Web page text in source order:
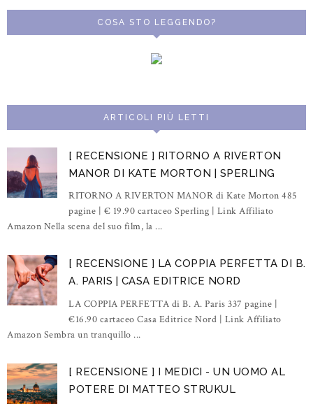
COSA STO LEGGENDO?
ARTICOLI PIÙ LETTI
[ RECENSIONE ] RITORNO A RIVERTON
MANOR DI KATE MORTON | SPERLING
RITORNO A RIVERTON MANOR di Kate Morton 485
pagine | € 19.90 cartaceo Sperling | Link Affiliato
Amazon Nella scena del suo film, la ...
[ RECENSIONE ] LA COPPIA PERFETTA DI B.
A. PARIS | CASA EDITRICE NORD
LA COPPIA PERFETTA di B. A. Paris 337 pagine |
€16.90 cartaceo Casa Editrice Nord | Link Affiliato
Amazon Sembra un tranquillo ...
[ RECENSIONE ] I MEDICI - UN UOMO AL
POTERE DI MATTEO STRUKUL